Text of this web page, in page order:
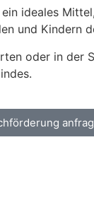
ideales
und Kindern
oder in der